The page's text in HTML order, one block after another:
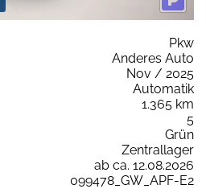
Pkw
Anderes Auto
Nov / 2025
Automatik
1.365 km
5
Grün
Zentrallager
ab ca. 12.08.2026
099478_GW_APF-E2